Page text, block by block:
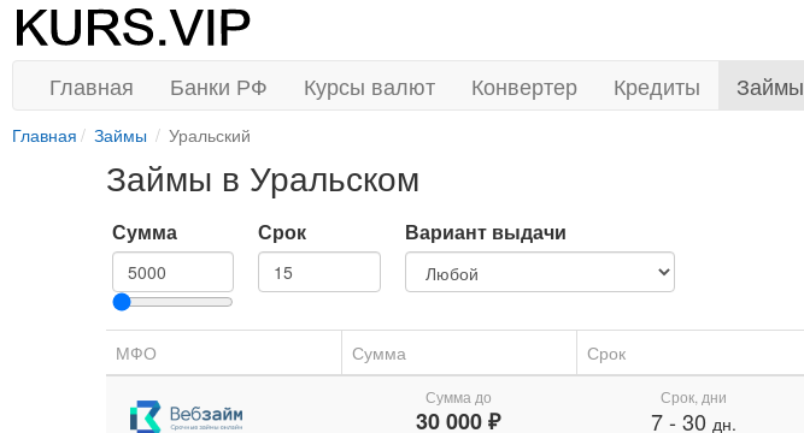
Главная Банки РФ Курсы валют Конвертер Кредиты Займы
Главная Займы Уральский
Займы в Уральском
Сумма Срок Вариант выдачи
МФО Сумма Срок
Сумма до
30 000 ₽
Срок, дни
7- 30 дн.